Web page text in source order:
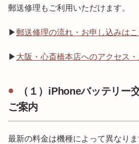
郵送修理もご利用いただけます。
▶郵送修理の流れ・お申し込みはこ
▶ 大阪・心斎橋本店へのアクセス
（１）iPhoneバッテリー
ご案内
最新の料金は機種によって異なり